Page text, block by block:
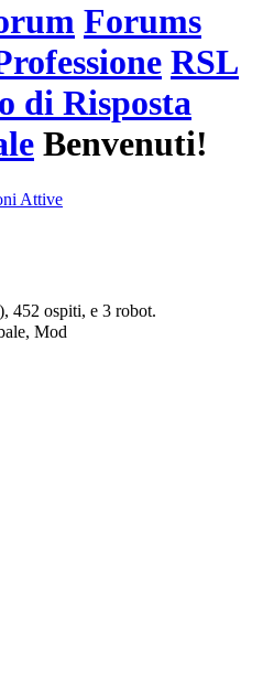
Forums
RSL
di Risposta
Benvenuti!
Attive
), 452 ospiti, e 3 robot.
, Mod